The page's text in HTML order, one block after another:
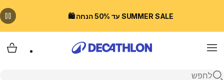
SUMMER SALE עד 50% הנחה 🛍️
Menu
פתיחת חיפוש